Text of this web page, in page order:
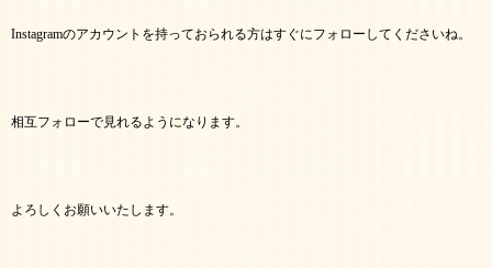
Instagramのアカウントを持っておられる方はすぐにフォローしてくださいね。
相互フォローで見れるようになります。
よろしくお願いいたします。